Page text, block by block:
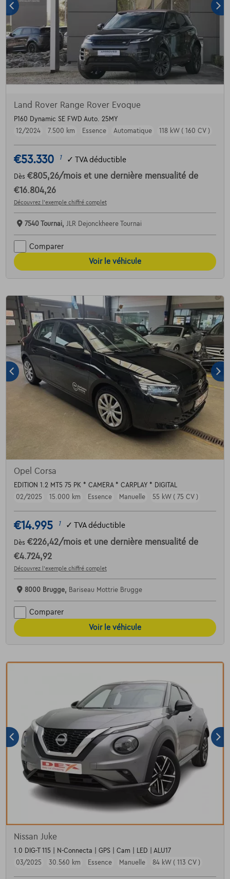
Land Rover Range Rover Evoque
P160 Dynamic SE FWD Auto. 25MY
12/2024
7.500 km Essence Automatique 118 kW ( 160 CV )
€53.330 1 ✓ TVA déductible
Dès €805,26/mois et une dernière mensualité de
€16.804,26
Découvrez l’exemple chiffré complet
7540 Tournai, JLR Dejonckheere Tournai
Comparer
Voir le véhicule
Opel Corsa
EDITION 1.2 MT5 75 PK * CAMERA * CARPLAY * DIGITAL
02/2025
15.000 km Essence Manuelle 55 kW ( 75 CV )
€14.995 1 ✓ TVA déductible
Dès €226,42/mois et une dernière mensualité de
€4.724,92
Découvrez l’exemple chiffré complet
8000 Brugge, Bariseau Mottrie Brugge
Comparer
Voir le véhicule
Nissan Juke
1.0 DIG-T 115 | N-Connecta | GPS | Cam | LED | ALU17
03/2025
30.560 km Essence Manuelle 84 kW ( 113 CV )